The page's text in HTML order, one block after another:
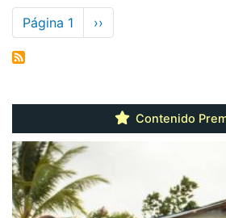
Paginación
Página 1
Siguiente
página
››
Contenido